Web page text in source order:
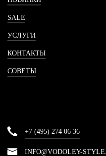
SALE
УСЛУГИ
КОНТАКТЫ
СОВЕТЫ
+7 (495) 274 06 36
INFO@VODOLEY-